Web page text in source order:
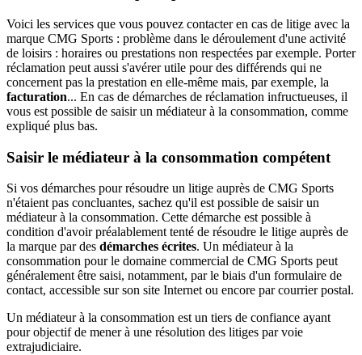
Voici les services que vous pouvez contacter en cas de litige avec la
marque CMG Sports : problème dans le déroulement d'une activité
de loisirs : horaires ou prestations non respectées par exemple. Porter
réclamation peut aussi s'avérer utile pour des différends qui ne
concernent pas la prestation en elle-même mais, par exemple, la
facturation... En cas de démarches de réclamation infructueuses, il
vous est possible de saisir un médiateur à la consommation, comme
expliqué plus bas.
Saisir le médiateur à la consommation compétent
Si vos démarches pour résoudre un litige auprès de CMG Sports
n'étaient pas concluantes, sachez qu'il est possible de saisir un
médiateur à la consommation. Cette démarche est possible à
condition d'avoir préalablement tenté de résoudre le litige auprès de
la marque par des démarches écrites. Un médiateur à la
consommation pour le domaine commercial de CMG Sports peut
généralement être saisi, notamment, par le biais d'un formulaire de
contact, accessible sur son site Internet ou encore par courrier postal.
Un médiateur à la consommation est un tiers de confiance ayant
pour objectif de mener à une résolution des litiges par voie
extrajudiciaire.